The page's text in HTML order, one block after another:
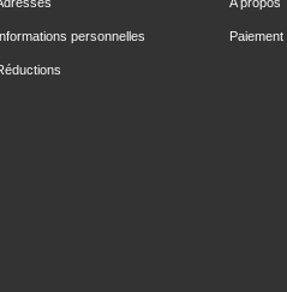
personnelles